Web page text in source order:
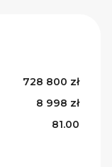
728 800 zł
8 998 zł
81.00